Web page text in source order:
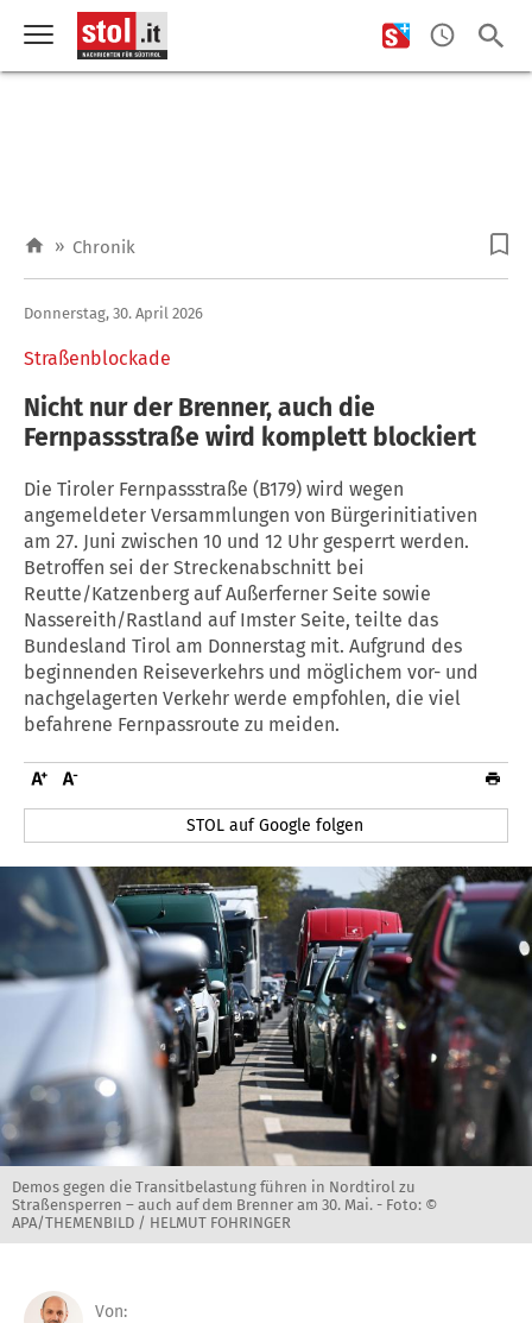
» Chronik
Straßenblockade
Donnerstag, 30. April 2026
Nicht nur der Brenner, auch die
Fernpassstraße wird komplett blockiert
Die Tiroler Fernpassstraße (B179) wird wegen
angemeldeter Versammlungen von Bürgerinitiativen
am 27. Juni zwischen 10 und 12 Uhr gesperrt werden.
Betroffen sei der Streckenabschnitt bei
Reutte/Katzenberg auf Außerferner Seite sowie
Nassereith/Rastland auf Imster Seite, teilte das
Bundesland Tirol am Donnerstag mit. Aufgrund des
beginnenden Reiseverkehrs und möglichem vor- und
nachgelagerten Verkehr werde empfohlen, die viel
befahrene Fernpassroute zu meiden.
STOL auf Google folgen
Demos gegen die Transitbelastung führen in Nordtirol zu
Straßensperren – auch auf dem Brenner am 30. Mai. - Foto: ©
APA/THEMENBILD / HELMUT FOHRINGER
Von: